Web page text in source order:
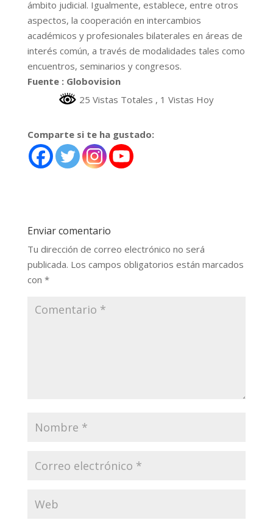
ámbito judicial. Igualmente, establece, entre otros
aspectos, la cooperación en intercambios
académicos y profesionales bilaterales en áreas de
interés común, a través de modalidades tales como
encuentros, seminarios y congresos.
Fuente : Globovision
25 Vistas Totales , 1 Vistas Hoy
Comparte si te ha gustado:
Enviar comentario
Tu dirección de correo electrónico no será
publicada. Los campos obligatorios están marcados
con *